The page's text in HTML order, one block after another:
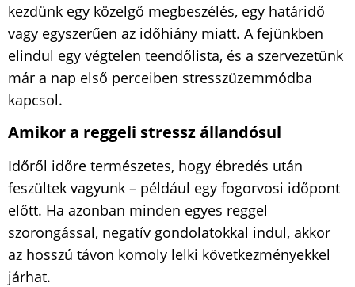
kezdünk egy közelgő megbeszélés, egy határidő
vagy egyszerűen az időhiány miatt. A fejünkben
elindul egy végtelen teendőlista, és a szervezetünk
már a nap első perceiben stresszüzemmódba
kapcsol.
Amikor a reggeli stressz állandósul
Időről időre természetes, hogy ébredés után
feszültek vagyunk – például egy fogorvosi időpont
előtt. Ha azonban minden egyes reggel
szorongással, negatív gondolatokkal indul, akkor
az hosszú távon komoly lelki következményekkel
járhat.